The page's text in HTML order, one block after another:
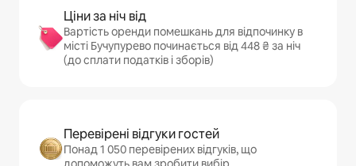
Ціни за ніч від
Вартість оренди помешкань для відпочинку в
місті Бучупурево починається від 448 ₴ за ніч
(до сплати податків і зборів)
Перевірені відгуки гостей
Понад 1 050 перевірених відгуків, що